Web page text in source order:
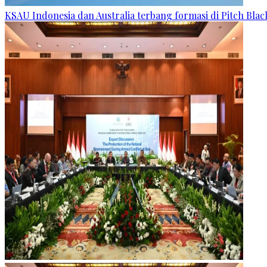
KSAU Indonesia dan Australia terbang formasi di Pitch